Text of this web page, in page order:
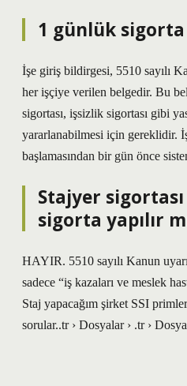
1 günlük sigorta
İşe giriş bildirgesi, 5510 sayılı
her işçiye verilen belgedir. Bu
sigortası, işsizlik sigortası gibi
yararlanabilmesi için gereklidir.
başlamasından bir gün önce
Stajyer
sigorta yapılır
HAYIR. 5510 sayılı Kanun
sadece “iş kazaları ve meslek
Staj yapacağım şirket SSI
sorular..tr › Dosyalar › .tr ›